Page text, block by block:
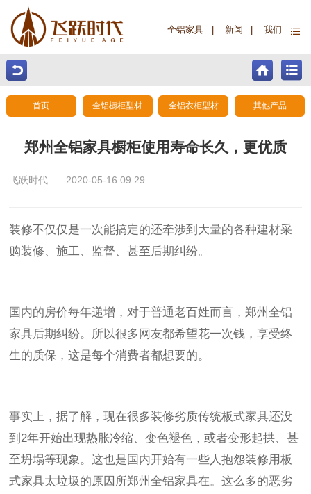
全铝家具 新闻 我们
首页 全铝橱柜型材 全铝衣柜型材 其他产品
郑州全铝家具橱柜使用寿命长久，更优质
飞跃时代 2020-05-16 09:29
装修不仅仅是一次能搞定的还牵涉到大量的各种建材采
购装修、施工、监督、甚至后期纠纷。
国内的房价每年递增，对于普通老百姓而言，郑州全铝
家具后期纠纷。所以很多网友都希望花一次钱，享受终
生的质保，这是每个消费者都想要的。
事实上，据了解，现在很多装修劣质传统板式家具还没
到2年开始出现热胀冷缩、变色褪色，或者变形起拱、甚
至坍塌等现象。这也是国内开始有一些人抱怨装修用板
式家具太垃圾的原因所郑州全铝家具在。这么多的恶劣